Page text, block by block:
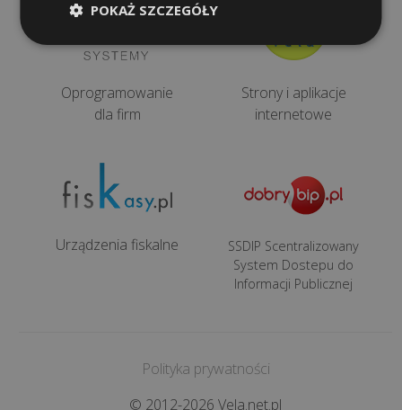
e-
podpis
Procedura
gwarancyjna
KONTAKT
Oprogramowanie
dla firm
Strony i aplikacje
internetowe
Urządzenia fiskalne
SSDIP Scentralizowany
System Dostepu do
Informacji Publicznej
Polityka prywatności
© 2012-2026 Vela.net.pl
POKAŻ SZCZEGÓŁY